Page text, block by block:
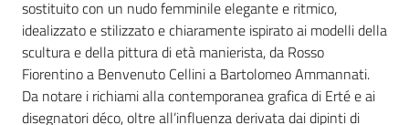
sostituito con un nudo femminile elegante e ritmico,
idealizzato e stilizzato e chiaramente ispirato ai modelli della
scultura e della pittura di età manierista, da Rosso
Fiorentino a Benvenuto Cellini a Bartolomeo Ammannati.
Da notare i richiami alla contemporanea grafica di Erté e ai
disegnatori déco, oltre all’influenza derivata dai dipinti di